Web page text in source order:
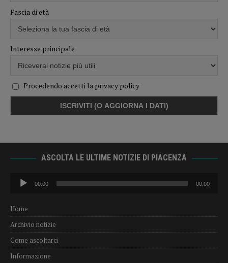
Fascia di età
Interesse principale
Procedendo accetti la privacy policy
ASCOLTA LE ULTIME NOTIZIE DI PIACENZA
Audio
Player
00:00 00:00
Home
Archivio notizie
Come ascoltarci
Informazione